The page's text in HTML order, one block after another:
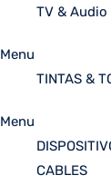
TV & Audio
Menu
TINTAS &
Menu
CABLES